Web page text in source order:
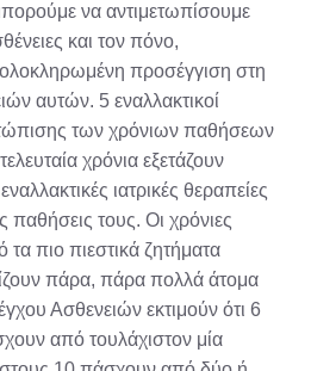
να αντιμετωπίσουμε
και τον πόνο,
προσέγγιση στη
αυτών. 5 εναλλακτικοί
των χρόνιων παθήσεων
χρόνια εξετάζουν
ιατρικές θεραπείες
παθήσεις τους. Οι χρόνιες
τα πιο πιεστικά ζητήματα
πάρα, πάρα πολλά άτομα
Ασθενειών εκτιμούν ότι 6
από τουλάχιστον μία